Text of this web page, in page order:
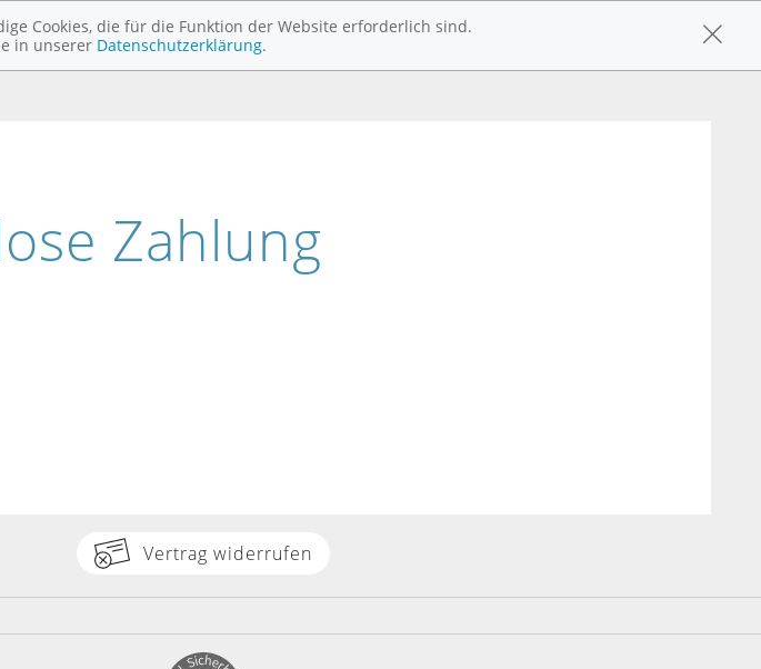
Cookies, die für die Funktion der Website erforderlich sind.
in unserer Datenschutzerklärung.
Zahlung
Vertrag widerrufen